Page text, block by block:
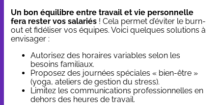
Un bon équilibre entre travail et vie personnelle
fera rester vos salariés ! Cela permet d’éviter le burn-
out et fidéliser vos équipes. Voici quelques solutions à
envisager :
Autorisez des horaires variables selon les
besoins familiaux.
Proposez des journées spéciales « bien-être »
(yoga, ateliers de gestion du stress).
Limitez les communications professionnelles en
dehors des heures de travail.